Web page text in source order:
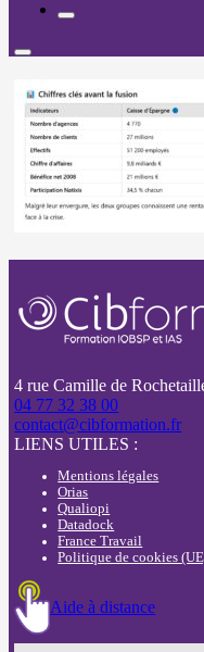
4 rue Camille de
04 77 32 38 00
contact@cibformation.fr
LIENS UTILES :
Mentions légales
Orias
Qualiopi
Datadock
France Travail
Politique de cookies
Aide à distance